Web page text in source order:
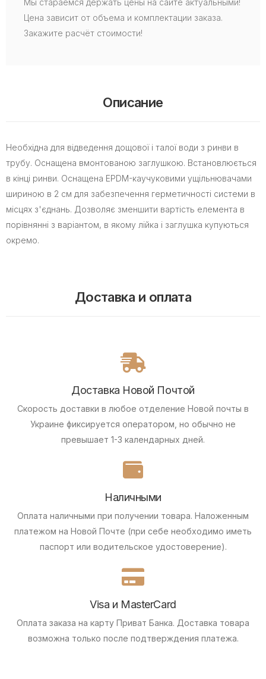
Мы стараемся держать цены на сайте актуальными!
Цена зависит от объема и комплектации заказа.
Закажите расчёт стоимости!
Описание
Необхідна для відведення дощової і талої води з ринви в
трубу. Оснащена вмонтованою заглушкою. Встановлюється
в кінці ринви. Оснащена EPDM-каучуковими ущільнювачами
шириною в 2 см для забезпечення герметичності системи в
місцях з'єднань. Дозволяє зменшити вартість елемента в
порівнянні з варіантом, в якому лійка і заглушка купуються
окремо.
Доставка и оплата
Доставка Новой Почтой
Скорость доставки в любое отделение Новой почты в
Украине фиксируется оператором, но обычно не
превышает 1-3 календарных дней.
Наличными
Оплата наличными при получении товара. Наложенным
платежом на Новой Почте (при себе необходимо иметь
паспорт или водительское удостоверение).
Visa и MasterCard
Оплата заказа на карту Приват Банка. Доставка товара
возможна только после подтверждения платежа.